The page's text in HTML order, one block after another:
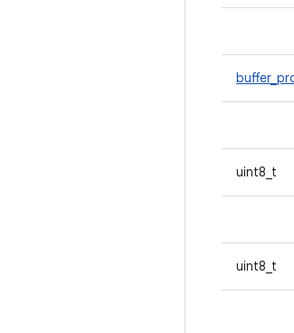
uint8_t
uint8_t